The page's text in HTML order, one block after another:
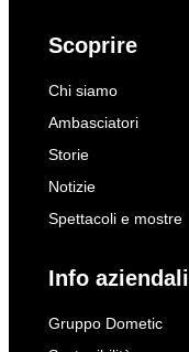
Scoprire
Chi siamo
Ambasciatori
Storie
Notizie
Spettacoli e mostre
Info aziendali
Gruppo Dometic